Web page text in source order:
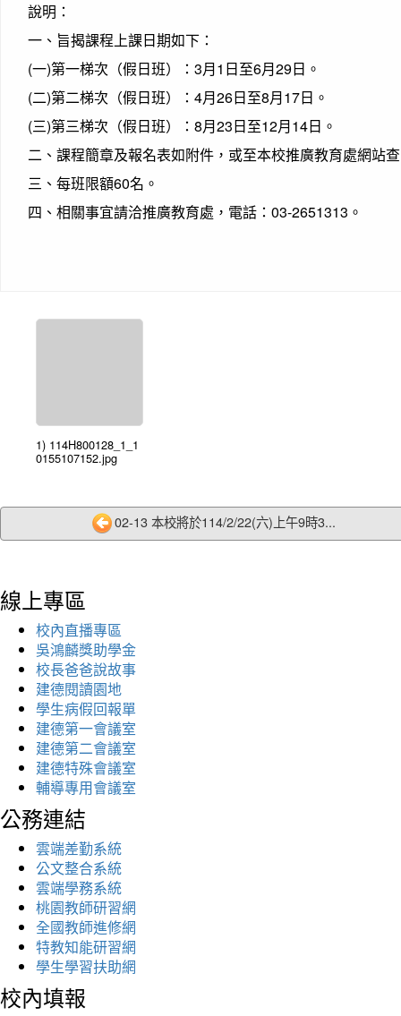
說明：
一、旨揭課程上課日期如下：
(一)第一梯次（假日班）：3月1日至6月29日。
(二)第二梯次（假日班）：4月26日至8月17日。
(三)第三梯次（假日班）：8月23日至12月14日。
二、課程簡章及報名表如附件，或至本校推廣教育處網站
三、每班限額60名。
四、相關事宜請洽推廣教育處，電話：03-2651313。
1) 114H800128_1_1
0155107152.jpg
02-13 本校將於114/2/22(六)上午9時3...
線上專區
校內直播專區
吳鴻麟獎助學金
校長爸爸說故事
建德閱讀園地
學生病假回報單
建德第一會議室
建德第二會議室
建德特殊會議室
輔導專用會議室
公務連結
雲端差勤系統
公文整合系統
雲端學務系統
桃園教師研習網
全國教師進修網
特教知能研習網
學生學習扶助網
校內填報